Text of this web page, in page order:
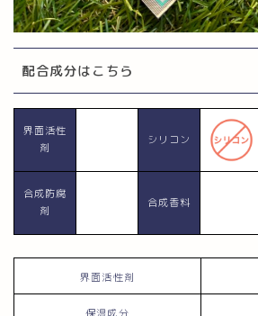
配合成分はこちら
界面活性
剤
シリコン
合成防腐
剤
合成香料
界面活性剤